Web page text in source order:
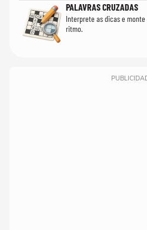
PALAVRAS CRUZADAS
Interprete as dicas e
ritmo.